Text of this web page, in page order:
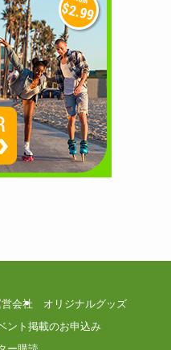
会社
オリジナルグッズ
ント掲載のお申込み